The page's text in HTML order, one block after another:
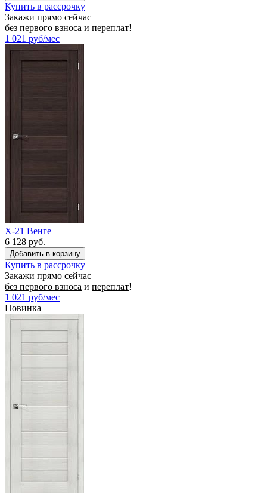
Купить в рассрочку
Закажи прямо сейчас
без первого взноса и переплат!
1 021 руб/мес
X-21 Венге
6 128 руб.
Купить в рассрочку
Закажи прямо сейчас
без первого взноса и переплат!
1 021 руб/мес
Новинка